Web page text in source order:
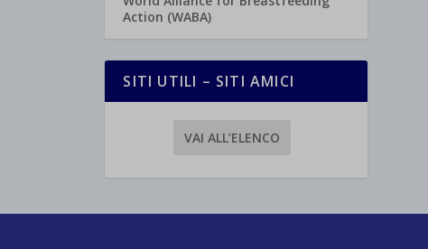
Action (WABA)
SITI UTILI – SITI AMICI
VAI ALL’ELENCO